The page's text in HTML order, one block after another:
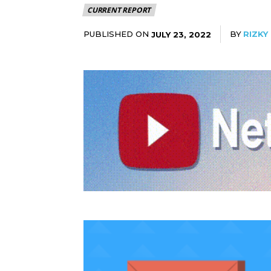
CURRENT REPORT
PUBLISHED ON JULY 23, 2022 BY RIZKY